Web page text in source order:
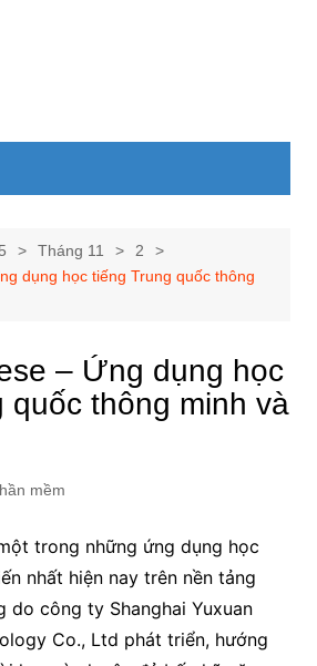
Tháng 11
2
dụng học tiếng Trung quốc thông
– Ứng dụng học
quốc thông minh và
mềm
trong những ứng dụng học
nhất hiện nay trên nền tảng
do công ty Shanghai Yuxuan
Co., Ltd phát triển, hướng